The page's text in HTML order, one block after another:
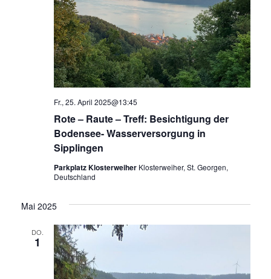
Rote – Raute – Treff: Besichtigung der
Bodensee- Wasserversorgung in
Sipplingen
Fr., 25. April 2025@13:45
Parkplatz Klosterweiher Klosterweiher, St. Georgen,
Deutschland
Mai 2025
DO.
1